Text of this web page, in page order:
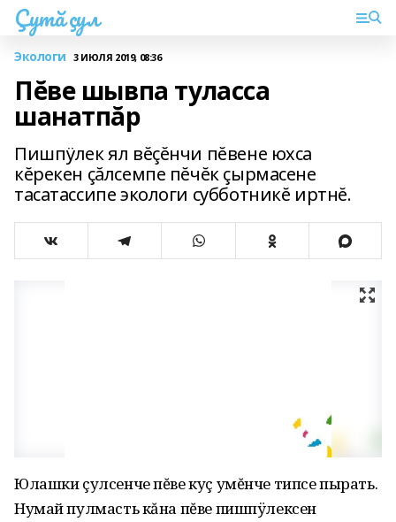
Çутă çул
Экологи 3 ИЮЛЯ 2019, 08:36
Пĕве шывпа туласса
шанатпăр
Пишпÿлек ял вĕçĕнчи пĕвене юхса
кĕрекен çăлсемпе пĕчĕк çырмасене
тасатассипе экологи субботникĕ иртнĕ.
Юлашки çулсенче пĕве куç умĕнче типсе пырать.
Нумай пулмасть кăна пĕве пишпÿлексен